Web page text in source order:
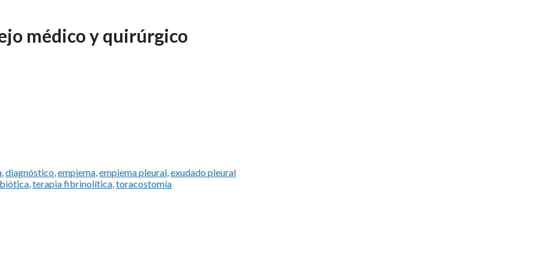
médico y quirúrgico
,diagnóstico,empiema,empiema pleural,exudado pleural
,terapia fibrinolítica,toracostomía